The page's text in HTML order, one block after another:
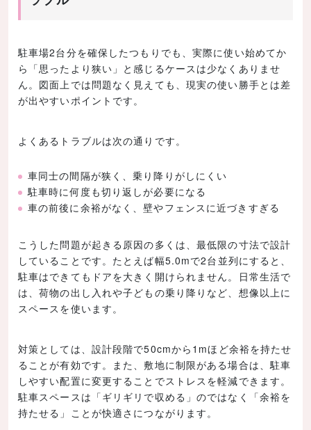
駐車場2台分を確保したつもりでも、実際に使い始めてか
ら「思ったより狭い」と感じるケースは少なくありませ
ん。図面上では問題なく見えても、現実の使い勝手とは差
が出やすいポイントです。
よくあるトラブルは次の通りです。
車同士の間隔が狭く、乗り降りがしにくい
駐車時に何度も切り返しが必要になる
車の前後に余裕がなく、壁やフェンスに近づきすぎる
こうした問題が起きる原因の多くは、最低限の寸法で設計
していることです。たとえば幅5.0mで2台並列にすると、
駐車はできてもドアを大きく開けられません。日常生活で
は、荷物の出し入れや子どもの乗り降りなど、想像以上に
スペースを使います。
対策としては、設計段階で50cmから1mほど余裕を持たせ
ることが有効です。また、敷地に制限がある場合は、駐車
しやすい配置に変更することでストレスを軽減できます。
駐車スペースは「ギリギリで収める」のではなく「余裕を
持たせる」ことが快適さにつながります。